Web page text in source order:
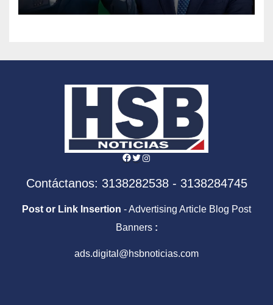
en la era De la Espriella
Facebook
Twitter
Instagram
Contáctanos: 3138282538 - 3138284745
Post or Link Insertion - Advertising Article Blog Post
Banners :
ads.digital@hsbnoticias.com